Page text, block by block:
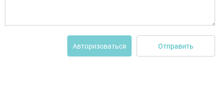
Авторизоваться Отправить